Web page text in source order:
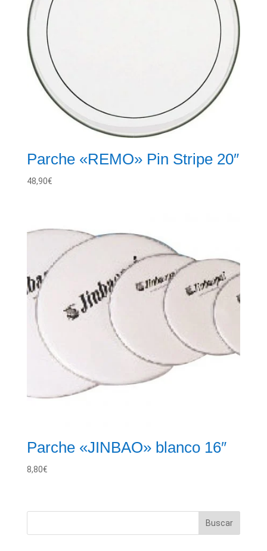
Parche «REMO» Pin Stripe 20″
48,90€
Parche «JINBAO» blanco 16″
8,80€